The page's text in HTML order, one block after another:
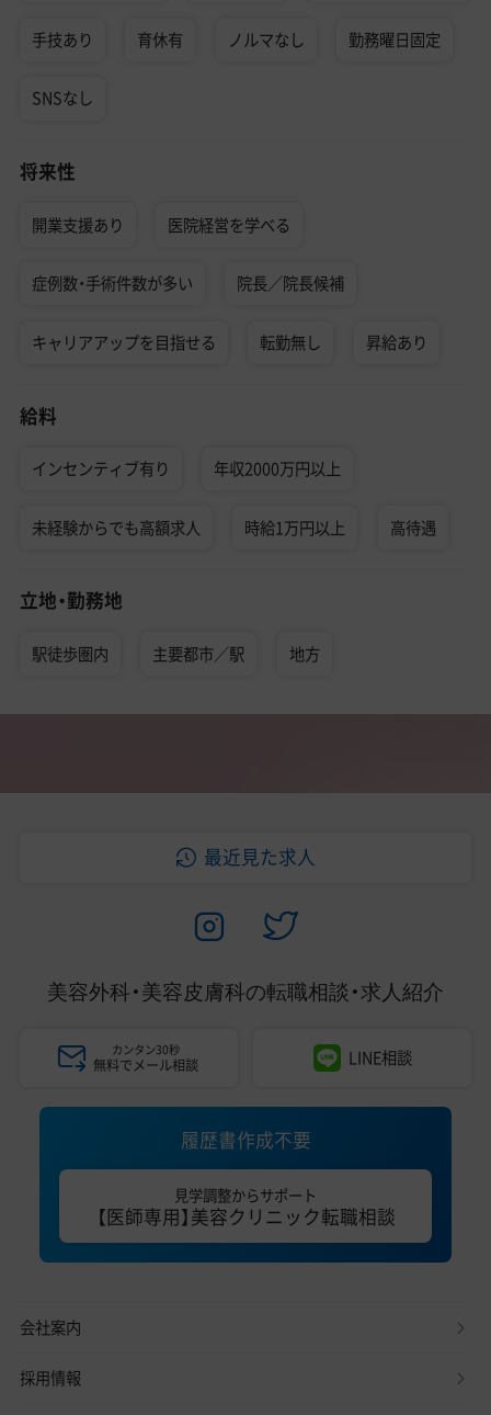
手技あり 育休有 ノルマなし 勤務曜日固定
SNSなし
将来性
開業支援あり 医院経営を学べる
症例数・手術件数が多い 院長／院長候補
キャリアアップを目指せる 転勤無し 昇給あり
給料
インセンティブ有り 年収2000万円以上
未経験からでも高額求人 時給1万円以上 高待遇
立地・勤務地
駅徒歩圏内 主要都市／駅 地方
最近見た求人
美容外科・美容皮膚科の転職相談・求人紹介
カンタン30秒
無料でメール相談 LINE相談
履歴書作成不要
見学調整からサポート
【医師専用】美容クリニック転職相談
会社案内
採用情報